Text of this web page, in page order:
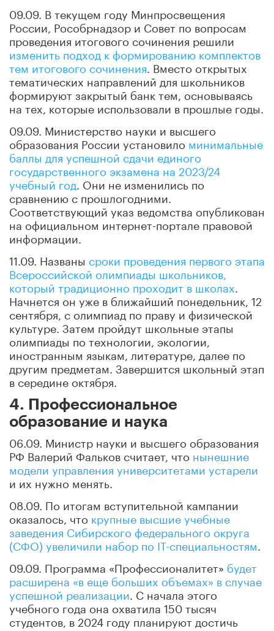
09.09. В текущем году Минпросвещения
России, Рособрнадзор и Совет по вопросам
проведения итогового сочинения решили
изменить подход к формированию комплектов
тем итогового сочинения. Вместо открытых
тематических направлений для школьников
формируют закрытый банк тем, основываясь
на тех, которые использовали в прошлые годы.
09.09. Министерство науки и высшего
образования России установило минимальные
баллы для успешной сдачи единого
государственного экзамена на 2023/24
учебный год . Они не изменились по
сравнению с прошлогодними.
Соответствующий указ ведомства опубликован
на официальном интернет-портале правовой
информации.
11.09. Названы сроки проведения первого этапа
Всероссийской олимпиады школьников,
который традиционно проходит в школах
Начнется он уже в ближайший понедельник, 12
сентября, с олимпиад по праву и физической
культуре. Затем пройдут школьные этапы
олимпиады по технологии, экологии,
иностранным языкам, литературе, далее по
другим предметам. Завершится школьный этап
в середине октября.
4. Профессиональное
образование и наука
06.09. Министр науки и высшего образования
РФ Валерий Фальков считает, что нынешние
модели управления университетами устарели
и их нужно менять.
08.09. По итогам вступительной кампании
оказалось, что крупные высшие учебные
заведения Сибирского федерального округа
(СФО) увеличили набор по IT-специальностям
09.09. Программа «Профессионалитет» будет
расширена «в еще больших объемах» в случае
успешной реализации . С начала этого
учебного года она охватила 150 тысяч
студентов, в 2024 году планируют достичь